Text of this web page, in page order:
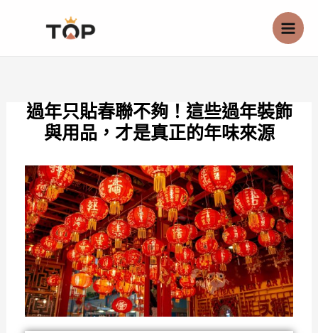
過年只貼春聯不夠！這些過年裝飾
與用品，才是真正的年味來源